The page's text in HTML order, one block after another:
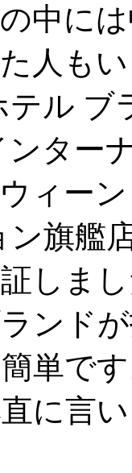
中に
人も
ル ブ
ンター
ィー
ン旗艦
しま
ンド
単で
に言